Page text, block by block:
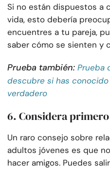
Si no están dispuestos a
vida, esto debería
encuentres a tu pareja,
saber cómo se sienten y
Prueba también: Prueba
descubre si has
verdadero
6. Considera
Un raro consejo sobre
adultos jóvenes es que
hacer amigos. Puedes